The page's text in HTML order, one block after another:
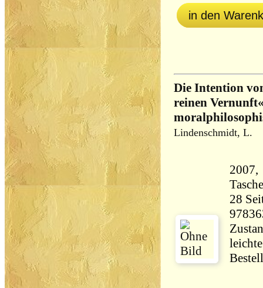
in den
Die Intention
reinen
Lindenschmidt, L.
28 Seiten 80